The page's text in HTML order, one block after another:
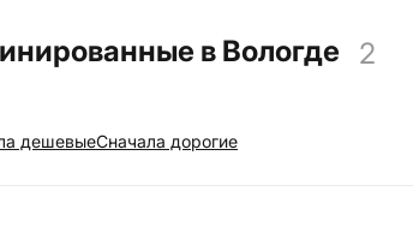
в Вологде 2
дешевыеCначала дорогие